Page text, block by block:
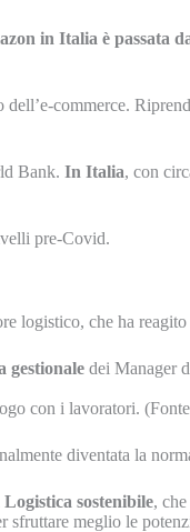
in Italia è passata
commerce.
Bank. In Italia, con
pre-Covid.
logistico, che ha
gestionale dei Manager
con i lavoratori.
diventata la
Logistica sostenibile,
meglio le